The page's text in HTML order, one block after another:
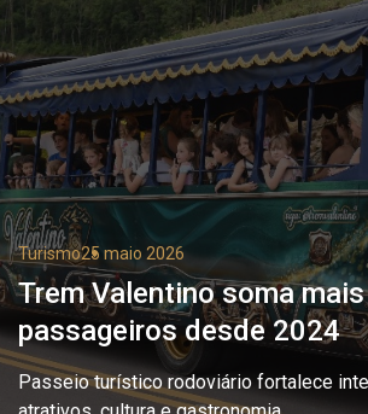
Turismo25 maio 2026
Trem Valentino soma
passageiros desde 2024
Passeio turístico rodoviário fortalece